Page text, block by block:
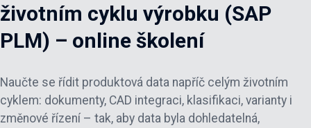
životním cyklu výrobku (SAP
PLM) – online školení
Naučte se řídit produktová data napříč celým životním
cyklem: dokumenty, CAD integraci, klasifikaci, varianty i
změnové řízení – tak, aby data byla dohledatelná,